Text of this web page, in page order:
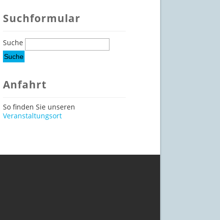
Suchformular
Suche
Anfahrt
So finden Sie unseren
Veranstaltungsort